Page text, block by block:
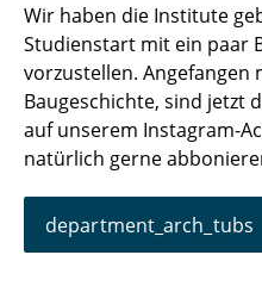
Wir haben die Institute
Studienstart mit ein paar
vorzustellen.
Baugeschichte, sind jetzt
auf unserem Instagram-
natürlich gerne
department_arch_tubs